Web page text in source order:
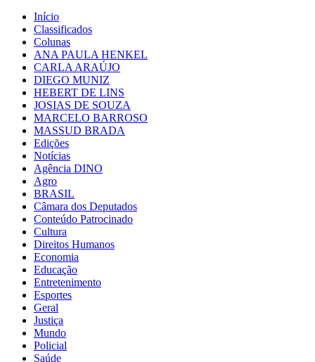
Início
Classificados
Colunas
ANA PAULA HENKEL
CARLA ARAÚJO
DIEGO MUNIZ
HEBERT DE LINS
JOSIAS DE SOUZA
MARCELO BARROSO
MASSUD BRADA
Edições
Notícias
Agência DINO
Agro
BRASIL
Câmara dos Deputados
Conteúdo Patrocinado
Cultura
Direitos Humanos
Economia
Educação
Entretenimento
Esportes
Geral
Justiça
Mundo
Policial
Saúde